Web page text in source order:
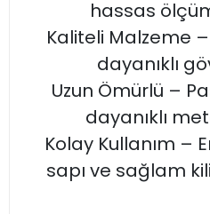
hassas
Kaliteli Malzeme
dayanıklı
Uzun Ömürlü –
dayanıklı
Kolay Kullanım –
sapı ve sağlam